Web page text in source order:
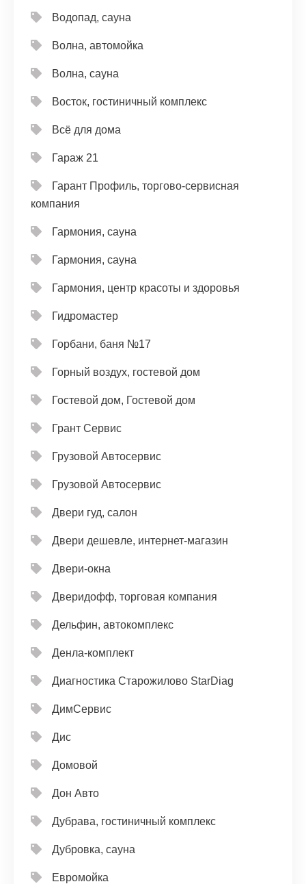
Водопад, сауна
Волна, автомойка
Волна, сауна
Восток, гостиничный комплекс
Всё для дома
Гараж 21
Гарант Профиль, торгово-сервисная
компания
Гармония, сауна
Гармония, сауна
Гармония, центр красоты и здоровья
Гидромастер
Горбани, баня №17
Горный воздух, гостевой дом
Гостевой дом, Гостевой дом
Грант Сервис
Грузовой Автосервис
Грузовой Автосервис
Двери гуд, салон
Двери дешевле, интернет-магазин
Двери-окна
Дверидофф, торговая компания
Дельфин, автокомплекс
Денла-комплект
Диагностика Старожилово StarDiag
ДимСервис
Дис
Домовой
Дон Авто
Дубрава, гостиничный комплекс
Дубровка, сауна
Евромойка